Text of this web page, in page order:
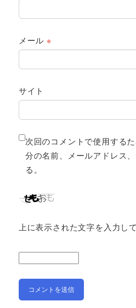
メール ※
サイト
次回のコメントで使用する
分の名前、メールアドレス
る。
上に表示された文字を入力し